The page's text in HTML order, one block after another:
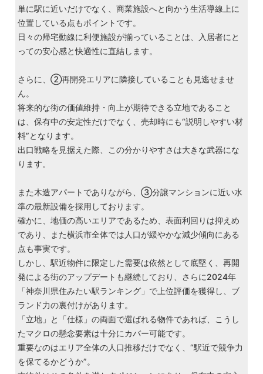
単に駅に近いだけでなく、商業施設へと向かう生活導線上に
位置している点もポイントです。
日々の帰宅動線に利便施設が揃っていることは、入居者にと
っての安心感と快適性に直結します。
さらに、②再開発エリアに隣接していることも見逃せませ
ん。
将来的な街の価値維持・向上が期待できる立地であること
は、保有中の安定性だけでなく、売却時にも“説明しやすい材
料”となります。
出口戦略を見据えた際、この分かりやすさは大きな武器にな
ります。
また木造アパートでありながら、③分譲マンションに近い水
準の最新設備を採用しております。
確かに、地価の高いエリアであるため、表面利回りは抑えめ
であり、また横浜市全体では人口が緩やかな減少傾向にある
点も事実です。
しかし、駅近物件に限定した需要は依然として底堅く、再開
発による街のアップデートも継続しており、さらに2024年
「神奈川県住みたい駅ランキング」で上位評価を獲得し、ブ
ランド力の裏付けがあります。
「立地」と「仕様」の両面で選ばれる物件であれば、こうし
たマクロの懸念要素は十分にカバー可能です。
重要なのはエリア全体の人口推移だけでなく、“駅近で競争力
を保てるかどうか”。